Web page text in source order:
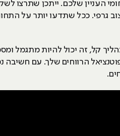
העניין שלכם. ייתכן שתרצו
גרפי. ככל שתדעו יותר על
קל, זה יכול להיות מתגמל
הרווחים שלך. עם